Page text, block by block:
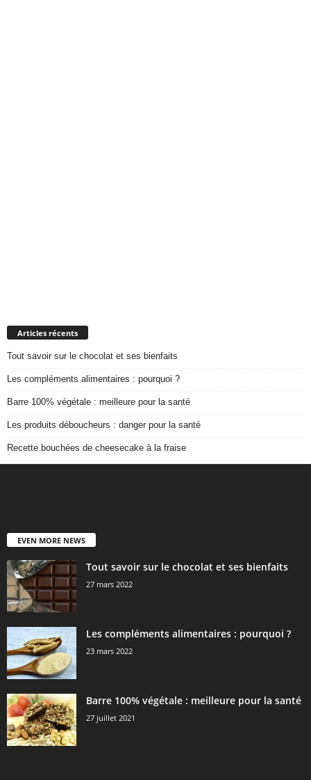
Articles récents
Tout savoir sur le chocolat et ses bienfaits
Les compléments alimentaires : pourquoi ?
Barre 100% végétale : meilleure pour la santé
Les produits déboucheurs : danger pour la santé
Recette bouchées de cheesecake à la fraise
EVEN MORE NEWS
Tout savoir sur le chocolat et ses bienfaits
27 mars 2022
Les compléments alimentaires : pourquoi ?
23 mars 2022
Barre 100% végétale : meilleure pour la santé
27 juillet 2021